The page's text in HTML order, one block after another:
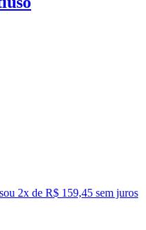
ou 2x de R$ 159,45 sem juros